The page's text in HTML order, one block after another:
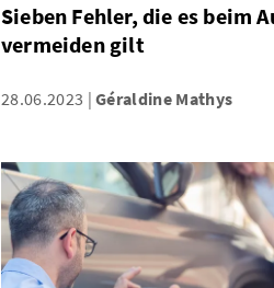
Sieben Fehler, die es beim
vermeiden gilt
28.06.2023 Géraldine Mathys